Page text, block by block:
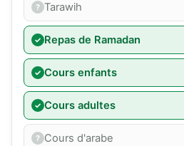
Tarawih
Repas de Ramadan
Cours enfants
Cours adultes
Cours d'arabe